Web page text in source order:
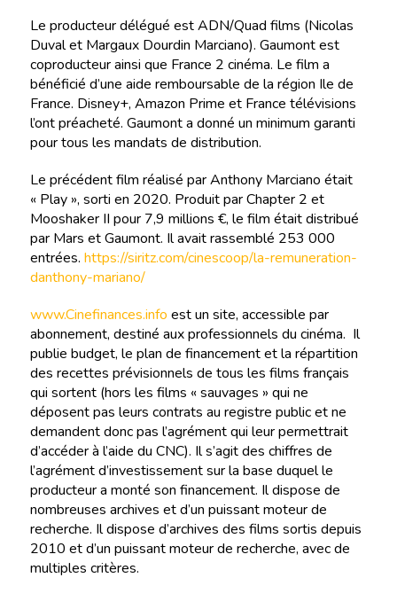
Le producteur délégué est ADN/Quad films (Nicolas
Duval et Margaux Dourdin Marciano). Gaumont est
coproducteur ainsi que France 2 cinéma. Le film a
bénéficié d’une aide remboursable de la région Ile de
France. Disney+, Amazon Prime et France télévisions
l’ont préacheté. Gaumont a donné un minimum garanti
pour tous les mandats de distribution.
Le précédent film réalisé par Anthony Marciano était
« Play », sorti en 2020. Produit par Chapter 2 et
Mooshaker II pour 7,9 millions €, le film était distribué
par Mars et Gaumont. Il avait rassemblé 253 000
entrées. https://siritz.com/cinescoop/la-remuneration-
danthony-mariano/
www.Cinefinances.info est un site, accessible par
abonnement, destiné aux professionnels du cinéma. Il
publie budget, le plan de financement et la répartition
des recettes prévisionnels de tous les films français
qui sortent (hors les films « sauvages » qui ne
déposent pas leurs contrats au registre public et ne
demandent donc pas l’agrément qui leur permettrait
d’accéder à l’aide du CNC). Il s’agit des chiffres de
l’agrément d’investissement sur la base duquel le
producteur a monté son financement. Il dispose de
nombreuses archives et d’un puissant moteur de
recherche. Il dispose d’archives des films sortis depuis
2010 et d’un puissant moteur de recherche, avec de
multiples critères.